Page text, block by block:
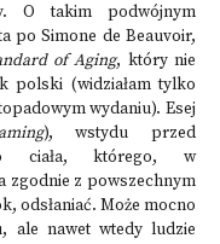
O takim podwójnym
po Simone de Beauvoir,
of Aging, który nie
polski (widziałam tylko
wydaniu). Esej
), wstydu przed
ciała, którego, w
zgodnie z powszechnym
odsłaniać. Może mocno
ale nawet wtedy ludzie